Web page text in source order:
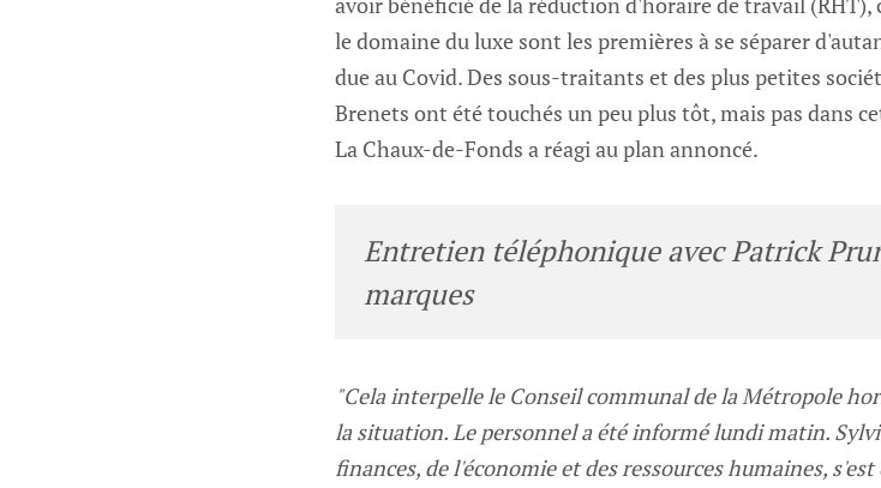
le domaine du luxe sont les premières à se séparer
due au Covid. Des sous-traitants et des plus petites
Brenets ont été touchés un peu plus tôt, mais pas dans
La Chaux-de-Fonds a réagi au plan annoncé.
Entretien téléphonique avec Patrick
marques
"Cela interpelle le Conseil communal de la Métropole
la situation. Le personnel a été informé lundi matin.
finances, de l'économie et des ressources humaines,